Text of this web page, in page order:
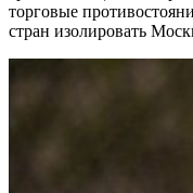
торговые
стран изолировать